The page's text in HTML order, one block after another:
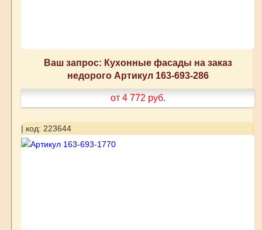
Ваш запрос: Кухонные фасады на заказ
недорого Артикул 163-693-286
от 4 772 руб.
| код: 223644